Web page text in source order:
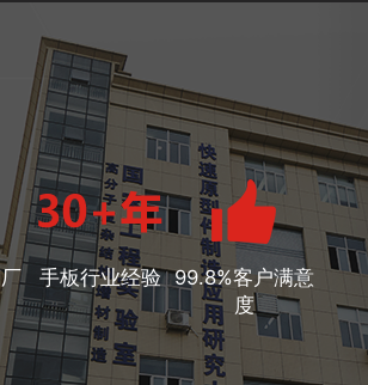
手板行业经验 99.8%客户满意
度